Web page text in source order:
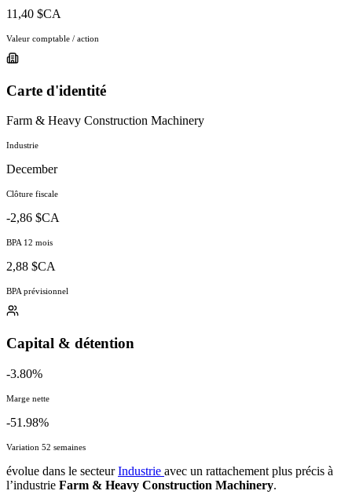
11,40 $CA
Valeur comptable / action
Carte d'identité
Farm & Heavy Construction Machinery
Industrie
December
Clôture fiscale
-2,86 $CA
BPA 12 mois
2,88 $CA
BPA prévisionnel
Capital & détention
-3.80%
Marge nette
-51.98%
Variation 52 semaines
évolue dans le secteurIndustrie avec un rattachement plus précis à
l’industrie Farm & Heavy Construction Machinery.